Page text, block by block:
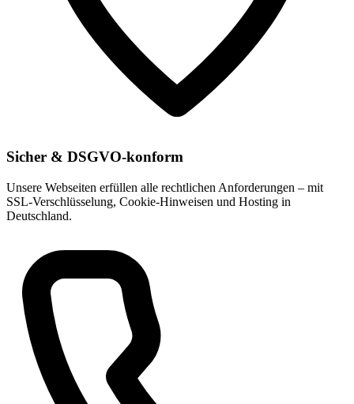
Sicher & DSGVO-konform
Unsere Webseiten erfüllen alle rechtlichen Anforderungen – mit
SSL-Verschlüsselung, Cookie-Hinweisen und Hosting in
Deutschland.